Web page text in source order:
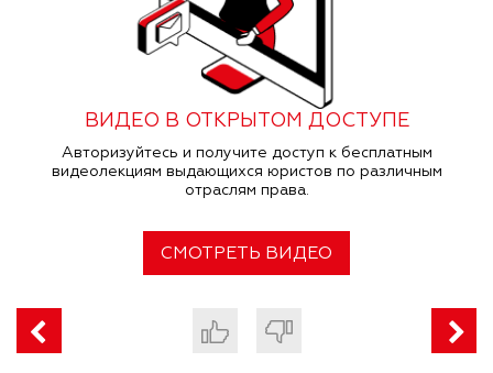
ВИДЕО В ОТКРЫТОМ ДОСТУПЕ
Авторизуйтесь и получите доступ к бесплатным
видеолекциям выдающихся юристов по различным
отраслям права.
СМОТРЕТЬ ВИДЕО